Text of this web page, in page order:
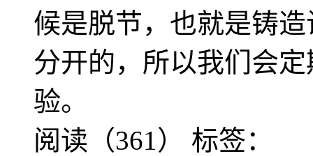
候是脱节，也就是铸
分开的，所以我们会
验。
阅读（361） 标签：